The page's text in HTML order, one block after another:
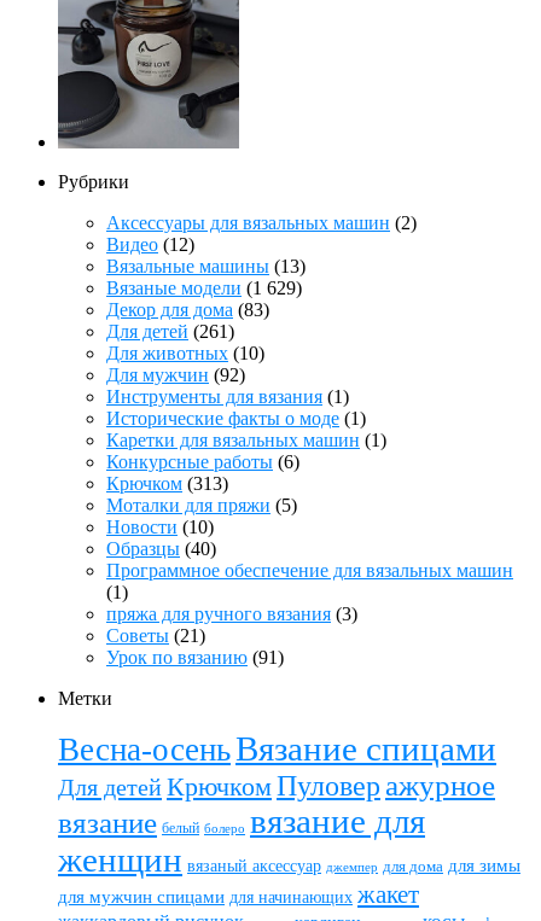
Рубрики
Аксессуары для вязальных машин (2)
Видео (12)
Вязальные машины (13)
Вязаные модели (1 629)
Декор для дома (83)
Для детей (261)
Для животных (10)
Для мужчин (92)
Инструменты для вязания (1)
Исторические факты о моде (1)
Каретки для вязальных машин (1)
Конкурсные работы (6)
Крючком (313)
Моталки для пряжи (5)
Новости (10)
Образцы (40)
Программное обеспечение для вязальных машин
(1)
пряжа для ручного вязания (3)
Советы (21)
Урок по вязанию (91)
Метки
Весна-осеньВязание спицами
Для детейКрючкомПуловер ажурное
вязание белый болеро вязание для
женщин вязаный аксессуар джемпер для дома для зимы
для мужчин спицами для начинающих жакет